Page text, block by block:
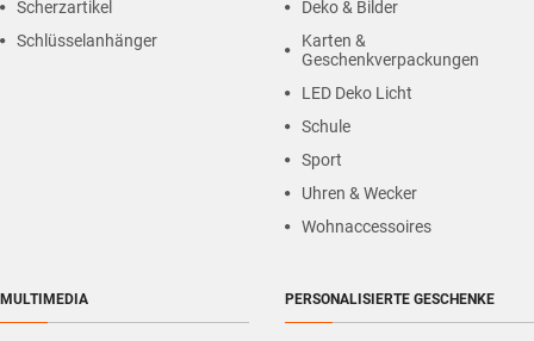
Scherzartikel
Schlüsselanhänger
Deko & Bilder
Karten &
Geschenkverpackungen
LED Deko Licht
Schule
Sport
Uhren & Wecker
Wohnaccessoires
MULTIMEDIA PERSONALISIERTE GESCHENKE